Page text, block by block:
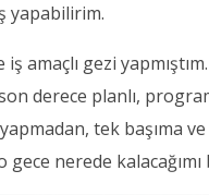
yapabilirim.
amaçlı gezi
derece planlı,
tek başıma
gece nerede